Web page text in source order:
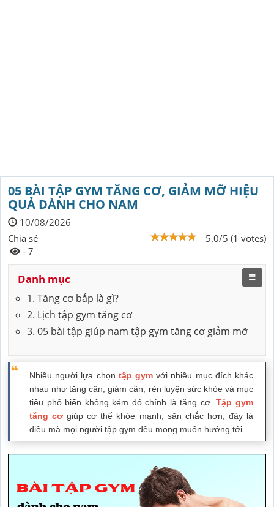
05 BÀI TẬP GYM TĂNG CƠ, GIẢM MỠ HIỆU
QUẢ DÀNH CHO NAM
10/08/2026
5.0/5 (1 votes)
Chia sẻ
- 7
Danh mục
1. Tăng cơ bắp là gì?
2. Lịch tập gym tăng cơ
3. 05 bài tập giúp nam tập gym tăng cơ giảm mỡ
Nhiều người lựa chọn tập gym với nhiều mục đích khác
nhau như tăng cân, giảm cân, rèn luyện sức khỏe và mục
tiêu phổ biến không kém đó chính là tăng cơ.Tập gym
tăng cơ giúp cơ thể khỏe mạnh, săn chắc hơn, đây là
điều mà mọi người tập gym đều mong muốn hướng tới.